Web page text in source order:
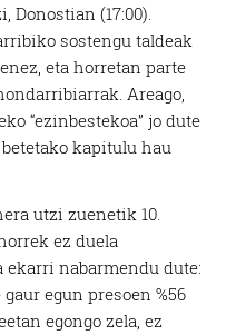
Donostian (17:00).
sostengu taldeak
eta horretan parte
Areago,
“ezinbestekoa” jo dute
kapitulu hau
utzi zuenetik 10.
ez duela
ekarri nabarmendu dute:
egun presoen %56
egongo zela, ez